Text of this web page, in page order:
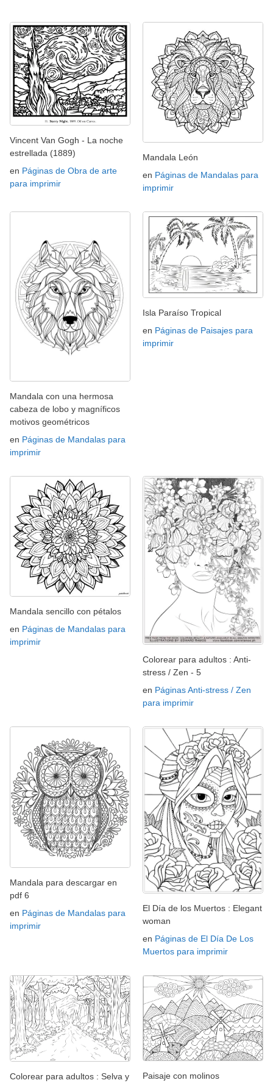
Vincent Van Gogh - La noche
estrellada (1889)
en Páginas de Obra de arte
para imprimir
Mandala León
en Páginas de Mandalas para
imprimir
Mandala con una hermosa
cabeza de lobo y magníficos
motivos geométricos
en Páginas de Mandalas para
imprimir
Isla Paraíso Tropical
en Páginas de Paisajes para
imprimir
Mandala sencillo con pétalos
en Páginas de Mandalas para
imprimir
Colorear para adultos : Anti-
stress / Zen - 5
en Páginas Anti-stress / Zen
para imprimir
Mandala para descargar en
pdf 6
en Páginas de Mandalas para
imprimir
El Día de los Muertos : Elegant
woman
en Páginas de El Día De Los
Muertos para imprimir
Colorear para adultos : Selva y
Paisaje con molinos